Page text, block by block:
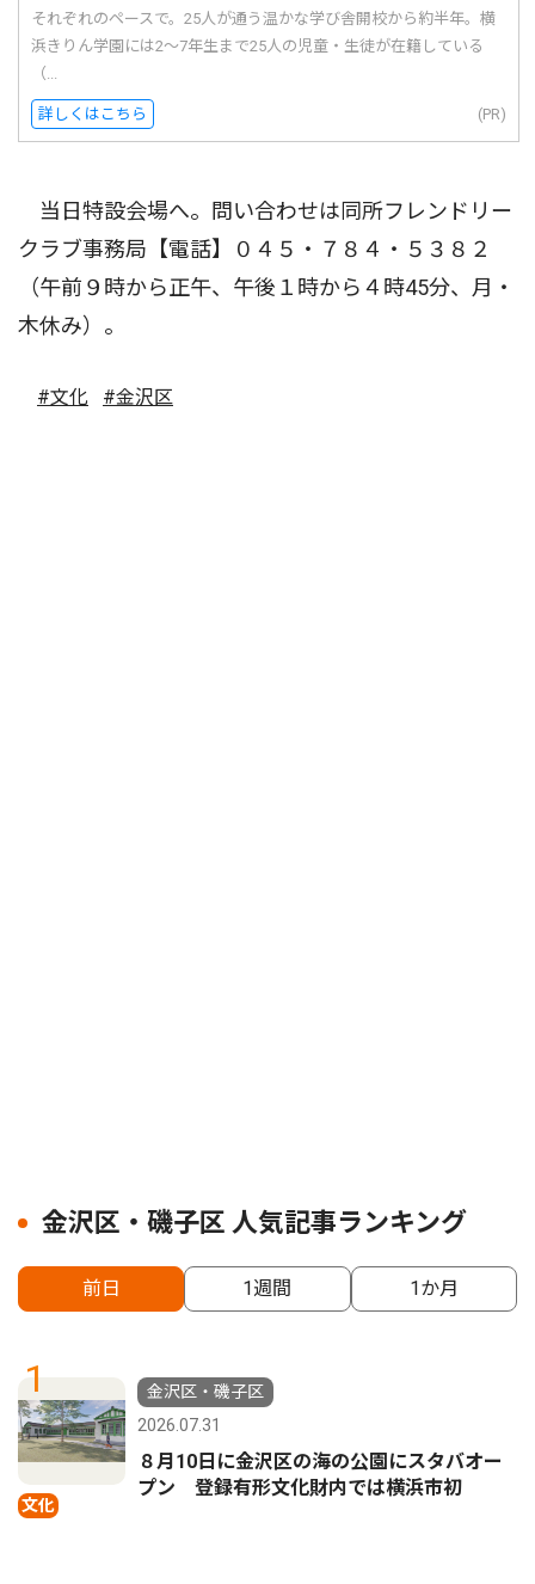
それぞれのペースで。25人が通う温かな学び舎開校から約半年。横
浜きりん学園には2〜7年生まで25人の児童・生徒が在籍している
（...
詳しくはこちら (PR)
当日特設会場へ。問い合わせは同所フレンドリー
クラブ事務局【電話】０４５・７８４・５３８２
（午前９時から正午、午後１時から４時45分、月・
木休み）。
#文化 #金沢区
金沢区・磯子区 人気記事ランキング
前日 1週間 1か月
1
文化
金沢区・磯子区
2026.07.31
８月10日に金沢区の海の公園にスタバオー
プン 登録有形文化財内では横浜市初